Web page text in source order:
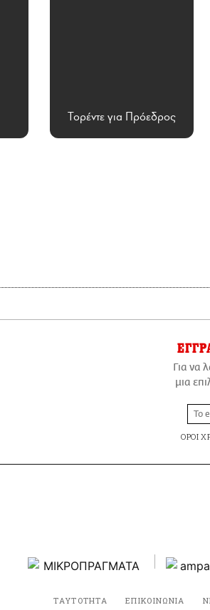
Τορέντε για Πρόεδρος
Για να
μια
ΟΡΟΙ
ΤΑΥΤΟΤΗΤΑ ΕΠΙΚΟΙΝΩΝΙΑ